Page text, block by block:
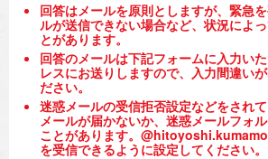
回答はメールを原則としますが、緊急
ルが送信できない場合など、状況によ
とがあります。
回答のメールは下記フォームに入力い
レスにお送りしますので、入力間違い
ださい。
迷惑メールの受信拒否設定などをされ
メールが届かないか、迷惑メールフォ
ことがあります。
を受信できるように設定してください。